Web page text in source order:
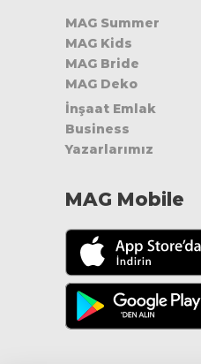
MAG Summer
MAG Kids
MAG Bride
MAG Deko
İnşaat Emlak
Business
Yazarlarımız
MAG Mobile